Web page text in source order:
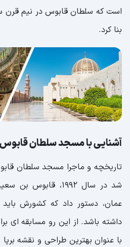
است که سلطان قابوس در نیم
بنا کرد.
آشنایی با مسجد سلطان
تاریخچه و ماجرا مسجد سلطان
شد در سال 1992،
عمان، دستور داد که کشورش
با عنوان بهترین طراحی و نقشه